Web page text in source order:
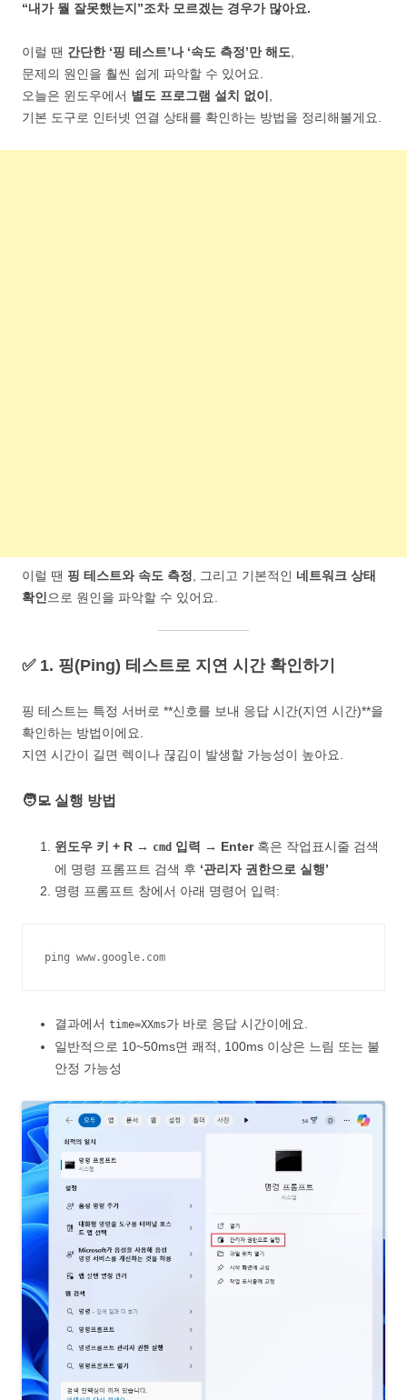
“내가 뭘 잘못했는지”조차 모르겠는 경우가 많아요.
이럴 땐 간단한 ‘핑 테스트’나 ‘속도 측정’만 해도
문제의 원인을 훨씬 쉽게 파악할 수 있어요.
오늘은 윈도우에서 별도 프로그램 설치 없이
기본 도구로 인터넷 연결 상태를 확인하는 방법을 정리해볼게요.
이럴 땐 핑 테스트와 속도 측정 , 그리고 기본적인 네트워크 상태
확인 으로 원인을 파악할 수 있어요.
✅ 1. 핑(Ping) 테스트로 지연 시간 확인하기
핑 테스트는 특정 서버로 **신호를 보내 응답 시간(지연 시간)**을
확인하는 방법이에요.
지연 시간이 길면 렉이나 끊김이 발생할 가능성이 높아요.
🧑‍💻 실행 방법
윈도우 키 + R → cmd 입력 → Enter혹은 작업표시줄 검색
에 명령 프롬프트 검색 후 ‘관리자 권한으로 실행’
명령 프롬프트 창에서 아래 명령어 입력:
ping www.google.com
결과에서 time=XXms가 바로 응답 시간이에요.
일반적으로 10~50ms면 쾌적, 100ms 이상은 느림 또는 불
안정 가능성